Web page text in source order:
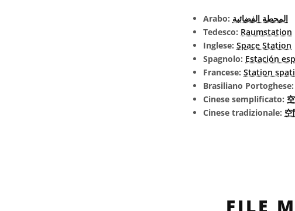
Arabo: المحطة الفضائية
Tedesco: Raumstation
Inglese: Space Station
Spagnolo: Estación
Francese: Station
Brasiliano Portoghese:
Cinese semplificato:
Cinese tradizionale: 空
FILE